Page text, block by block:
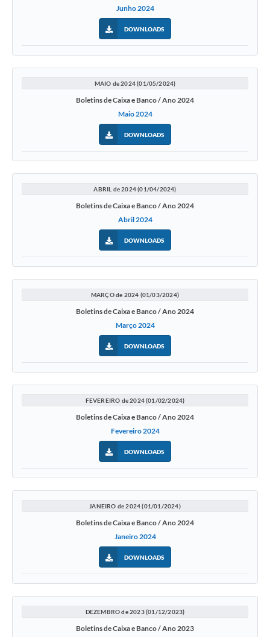
Junho 2024
DOWNLOADS
MAIO de 2024 (01/05/2024)
Boletins de Caixa e Banco / Ano 2024
Maio 2024
DOWNLOADS
ABRIL de 2024 (01/04/2024)
Boletins de Caixa e Banco / Ano 2024
Abril 2024
DOWNLOADS
MARÇO de 2024 (01/03/2024)
Boletins de Caixa e Banco / Ano 2024
Março 2024
DOWNLOADS
FEVEREIRO de 2024 (01/02/2024)
Boletins de Caixa e Banco / Ano 2024
Fevereiro 2024
DOWNLOADS
JANEIRO de 2024 (01/01/2024)
Boletins de Caixa e Banco / Ano 2024
Janeiro 2024
DOWNLOADS
DEZEMBRO de 2023 (01/12/2023)
Boletins de Caixa e Banco / Ano 2023